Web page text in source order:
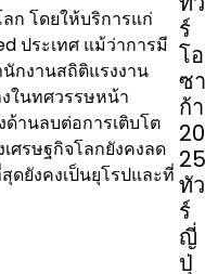
ก โดยให้บริการแก่
ประเทศ แม้ว่าการมี
กงานสถิติแรงงาน
ในทศวรรษหน้า
ด้านลบต่อการเติบโต
ศรษฐกิจโลกยังคงลด
ดยังคงเป็นยุโรปและที่
ร์
โอ
ซา
ก้า
20
25
ทัว
ร์
ญี่
ปุ่